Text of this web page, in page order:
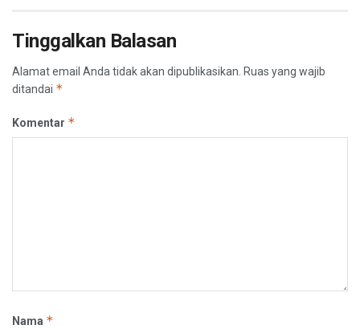
Tinggalkan Balasan
Alamat email Anda tidak akan dipublikasikan. Ruas yang wajib
ditandai *
Komentar *
Nama *